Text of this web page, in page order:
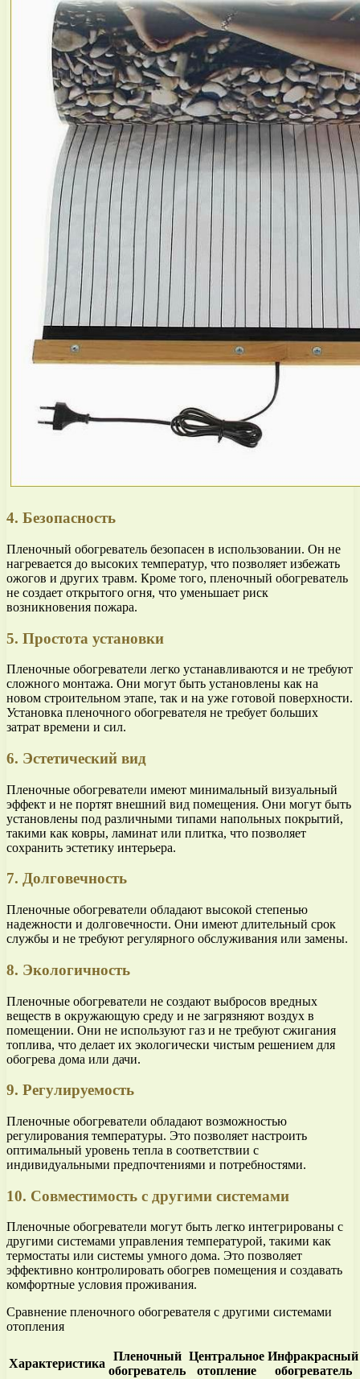
4. Безопасность
Пленочный обогреватель безопасен в использовании. Он не
нагревается до высоких температур, что позволяет избежать
ожогов и других травм. Кроме того, пленочный обогреватель
не создает открытого огня, что уменьшает риск
возникновения пожара.
5. Простота установки
Пленочные обогреватели легко устанавливаются и не требуют
сложного монтажа. Они могут быть установлены как на
новом строительном этапе, так и на уже готовой поверхности.
Установка пленочного обогревателя не требует больших
затрат времени и сил.
6. Эстетический вид
Пленочные обогреватели имеют минимальный визуальный
эффект и не портят внешний вид помещения. Они могут быть
установлены под различными типами напольных покрытий,
такими как ковры, ламинат или плитка, что позволяет
сохранить эстетику интерьера.
7. Долговечность
Пленочные обогреватели обладают высокой степенью
надежности и долговечности. Они имеют длительный срок
службы и не требуют регулярного обслуживания или замены.
8. Экологичность
Пленочные обогреватели не создают выбросов вредных
веществ в окружающую среду и не загрязняют воздух в
помещении. Они не используют газ и не требуют сжигания
топлива, что делает их экологически чистым решением для
обогрева дома или дачи.
9. Регулируемость
Пленочные обогреватели обладают возможностью
регулирования температуры. Это позволяет настроить
оптимальный уровень тепла в соответствии с
индивидуальными предпочтениями и потребностями.
10. Совместимость с другими системами
Пленочные обогреватели могут быть легко интегрированы с
другими системами управления температурой, такими как
термостаты или системы умного дома. Это позволяет
эффективно контролировать обогрев помещения и создавать
комфортные условия проживания.
Сравнение пленочного обогревателя с другими системами
отопления
Характеристика
Пленочный
обогреватель
Центральное
отопление
Инфракрасный
обогреватель